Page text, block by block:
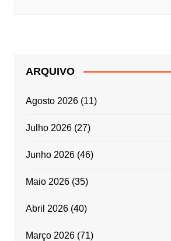
ARQUIVO
Agosto 2026(11)
Julho 2026(27)
Junho 2026(46)
Maio 2026(35)
Abril 2026(40)
Março 2026(71)